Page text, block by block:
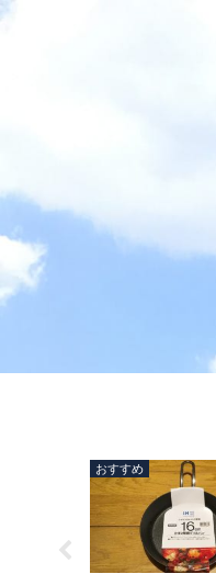
おすすめ